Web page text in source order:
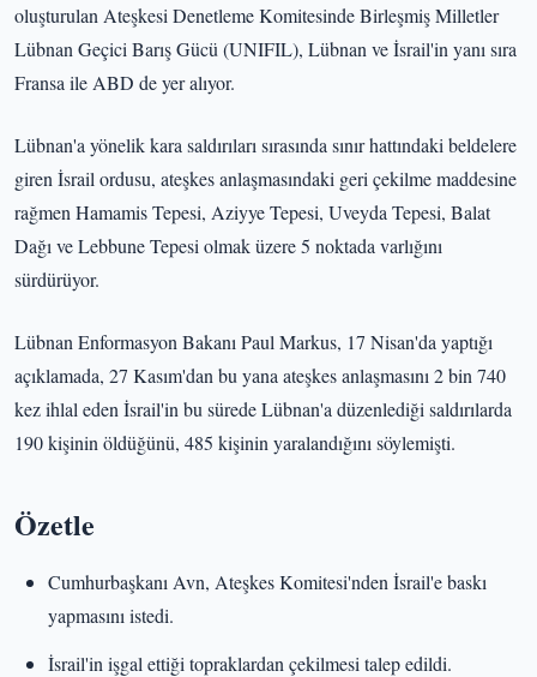
oluşturulan Ateşkesi Denetleme Komitesinde Birleşmiş Milletler
Lübnan Geçici Barış Gücü (UNIFIL), Lübnan ve İsrail'in yanı sıra
Fransa ile ABD de yer alıyor.
Lübnan'a yönelik kara saldırıları sırasında sınır hattındaki beldelere
giren İsrail ordusu, ateşkes anlaşmasındaki geri çekilme maddesine
rağmen Hamamis Tepesi, Aziyye Tepesi, Uveyda Tepesi, Balat
Dağı ve Lebbune Tepesi olmak üzere 5 noktada varlığını
sürdürüyor.
Lübnan Enformasyon Bakanı Paul Markus, 17 Nisan'da yaptığı
açıklamada, 27 Kasım'dan bu yana ateşkes anlaşmasını 2 bin 740
kez ihlal eden İsrail'in bu sürede Lübnan'a düzenlediği saldırılarda
190 kişinin öldüğünü, 485 kişinin yaralandığını söylemişti.
Özetle
Cumhurbaşkanı Avn, Ateşkes Komitesi'nden İsrail'e baskı
yapmasını istedi.
İsrail'in işgal ettiği topraklardan çekilmesi talep edildi.